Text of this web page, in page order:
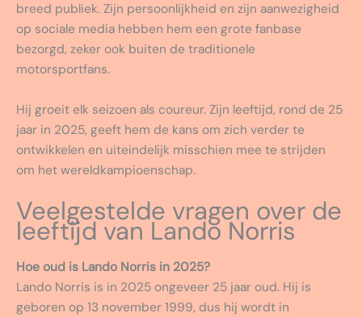
breed publiek. Zijn persoonlijkheid en zijn aanwezigheid
op sociale media hebben hem een grote fanbase
bezorgd, zeker ook buiten de traditionele
motorsportfans.
Hij groeit elk seizoen als coureur. Zijn leeftijd, rond de 25
jaar in 2025, geeft hem de kans om zich verder te
ontwikkelen en uiteindelijk misschien mee te strijden
om het wereldkampioenschap.
Veelgestelde vragen over de
leeftijd van Lando Norris
Hoe oud is Lando Norris in 2025?
Lando Norris is in 2025 ongeveer 25 jaar oud. Hij is
geboren op 13 november 1999, dus hij wordt in